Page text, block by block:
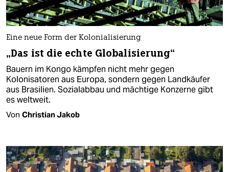
Eine neue Form der Kolonialisierung
„Das ist die echte Globalisierung“
Bauern im Kongo kämpfen nicht mehr gegen
Kolonisatoren aus Europa, sondern gegen Landkäufer
aus Brasilien. Sozialabbau und mächtige Konzerne gibt
es weltweit.
Von Christian Jakob